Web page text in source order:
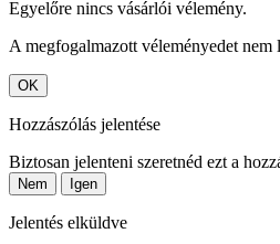
Egyelőre nincs vásárlói vélemény.
A megfogalmazott véleményedet nem
OK
Hozzászólás jelentése
Biztosan jelenteni szeretnéd ezt a
Nem Igen
Jelentés elküldve